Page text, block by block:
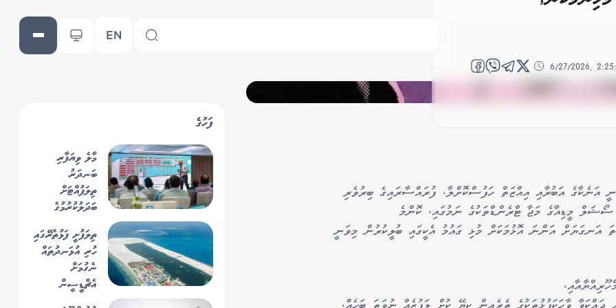
EN
6/27/2026,
އަނެކާގެ އަބުރާއި އިއްޒަތް ހަފުސްކޮށްލާ، ފުރައްސާރައިގެ ބިރުވެރި
މީޑިއާގެ މަޖާ ޓްރެންޑްތަކުގެ ނަމުގައި، ކޮންމެ
އަންނަ އޮޅުމަކަށް މުޅި ގައުމު އެކީގައި ބުލީކުރުން މިވަނީ
ފަހުގެ
މާލެ ވިޔަފާރި
ބަނދަރު
ތިލަފުއްޓަށް
ބަދަލުކުރުމުގެ
އެމްޕީއެލް އިން
ސްޓޭކް
ހޯލްޑަރުންނާ
މަޝްވަރާކޮށްފި
ތިލަފުށީ ފަޅުތެރޭގައި
ހުރި އުޅަނދުތައް
ނެގުމަށް
އެޗްޑީސީން